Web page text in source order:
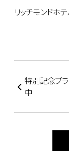
リッチモンドホ
特別記念プ
中